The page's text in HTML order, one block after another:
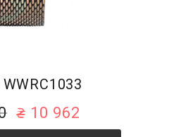
10 962